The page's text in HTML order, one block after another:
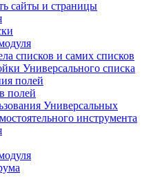
сайты и страницы
списков и самих списков
Универсального списка
полей
полей
Универсальных
инструмента